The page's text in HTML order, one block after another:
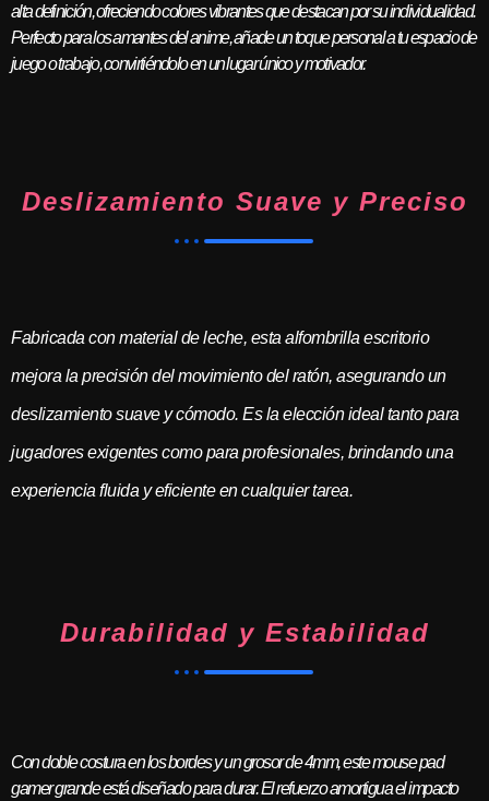
alta definición, ofreciendo colores vibrantes que destacan por su individualidad.
Perfecto para los amantes del anime, añade un toque personal a tu espacio de
juego o trabajo, convirtiéndolo en un lugar único y motivador.
Deslizamiento Suave y Preciso
Fabricada con material de leche, esta alfombrilla escritorio
mejora la precisión del movimiento del ratón, asegurando un
deslizamiento suave y cómodo. Es la elección ideal tanto para
jugadores exigentes como para profesionales, brindando una
experiencia fluida y eficiente en cualquier tarea.
Durabilidad y Estabilidad
Con doble costura en los bordes y un grosor de 4mm, este mouse pad
gamer grande está diseñado para durar. El refuerzo amortigua el impacto